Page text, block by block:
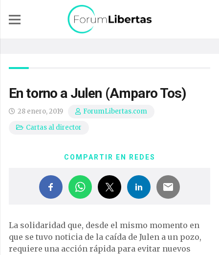
En torno a Julen (Amparo Tos)
28 enero, 2019
ForumLibertas.com
Cartas al director
COMPARTIR EN REDES
La solidaridad que, desde el mismo momento en
que se tuvo noticia de la caída de Julen a un pozo,
requiere una acción rápida para evitar nuevos